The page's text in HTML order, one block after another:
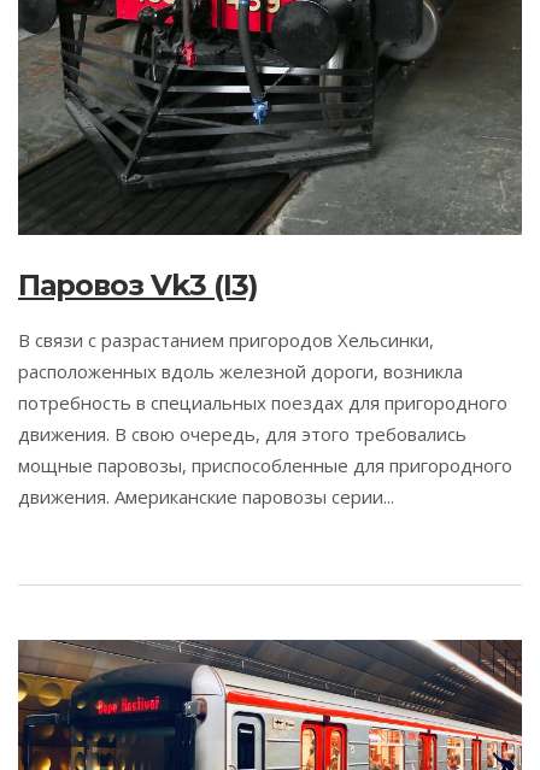
Паровоз Vk3 (I3)
В связи с разрастанием пригородов Хельсинки,
расположенных вдоль железной дороги, возникла
потребность в специальных поездах для пригородного
движения. В свою очередь, для этого требовались
мощные паровозы, приспособленные для пригородного
движения. Американские паровозы серии...